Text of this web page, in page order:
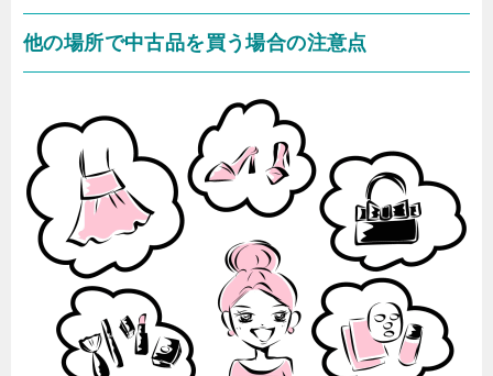
他の場所で中古品を買う場合の注意点